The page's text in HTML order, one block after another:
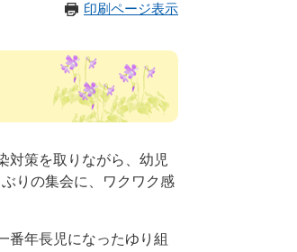
印刷ページ表示
対策を取りながら、幼児
りの集会に、ワクワク感
番年長児になったゆり組